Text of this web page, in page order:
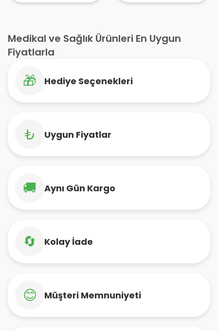
Medikal ve Sağlık Ürünleri En Uygun
Fiyatlarla
🎁 Hediye Seçenekleri
₺ Uygun Fiyatlar
🚚 Aynı Gün Kargo
🔄 Kolay İade
😊 Müşteri Memnuniyeti